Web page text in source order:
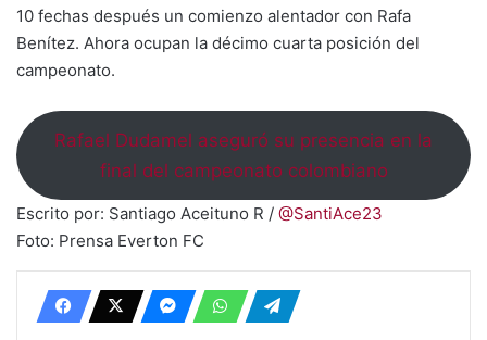
10 fechas después un comienzo alentador con Rafa
Benítez. Ahora ocupan la décimo cuarta posición del
campeonato.
Rafael Dudamel aseguró su presencia en la
final del campeonato colombiano
Escrito por: Santiago Aceituno R / @SantiAce23
Foto: Prensa Everton FC